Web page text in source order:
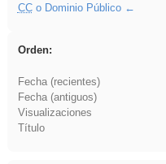
CCo Dominio Público
Orden:
Fecha (recientes)
Fecha (antiguos)
Visualizaciones
Título